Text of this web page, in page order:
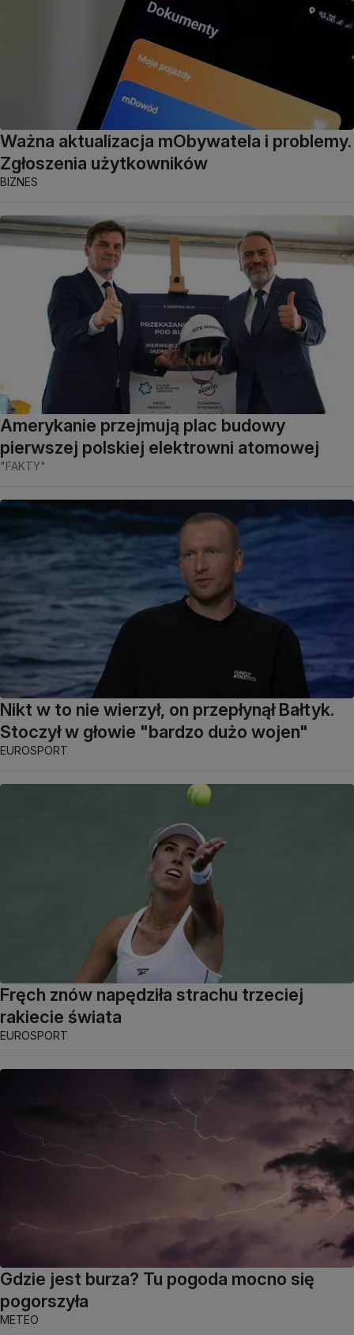
Ważna aktualizacja mObywatela i problemy.
Zgłoszenia użytkowników
BIZNES
Amerykanie przejmują plac budowy
pierwszej polskiej elektrowni atomowej
"FAKTY"
Nikt w to nie wierzył, on przepłynął Bałtyk.
Stoczył w głowie "bardzo dużo wojen"
EUROSPORT
Fręch znów napędziła strachu trzeciej
rakiecie świata
EUROSPORT
Gdzie jest burza? Tu pogoda mocno się
pogorszyła
METEO